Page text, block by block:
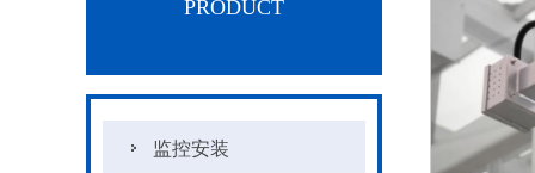
PRODUCT
监控安装